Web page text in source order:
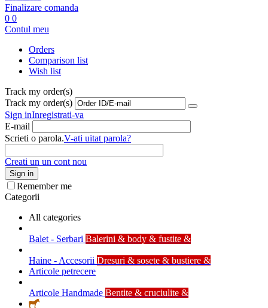
Finalizare comanda
0 0
Contul meu
Orders
Comparison list
Wish list
Track my order(s)
Track my order(s)
Sign inInregistrati-va
E-mail
Scrieti o parola.V-ati uitat parola?
Creati un un cont nou
Sign in
Remember me
Categorii
All categories
Balet - Serbari Balerini & body & fustite &
Haine - Accesorii Dresuri & sosete & bustiere &
Articole petrecere
Articole Handmade Bentite & cruciulite &